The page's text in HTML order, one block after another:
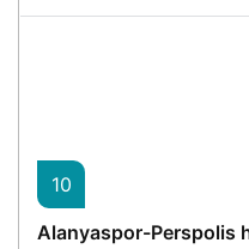
10
Alanyaspor-Perspolis